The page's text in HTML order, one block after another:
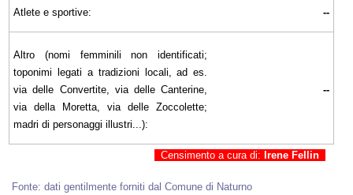
Atlete e sportive: --
Altro (nomi femminili non identificati;
toponimi legati a tradizioni locali, ad es.
via delle Convertite, via delle Canterine,
via della Moretta, via delle Zoccolette;
madri di personaggi illustri...):
--
Censimento a cura di: Irene Fellin
Fonte: dati gentilmente forniti dal Comune di Naturno